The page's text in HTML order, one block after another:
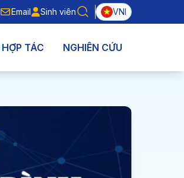
Email
Email
Sinh viên
Sinh viên
VNI
HỢP TÁC NGHIÊN CỨU